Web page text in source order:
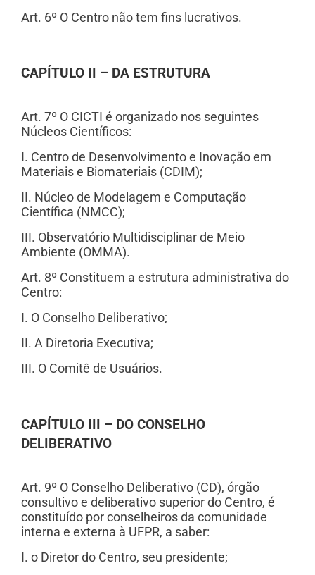
Art. 6º O Centro não tem fins lucrativos.
CAPÍTULO II – DA ESTRUTURA
Art. 7º O CICTI é organizado nos seguintes
Núcleos Científicos:
I. Centro de Desenvolvimento e Inovação em
Materiais e Biomateriais (CDIM);
II. Núcleo de Modelagem e Computação
Científica (NMCC);
III. Observatório Multidisciplinar de Meio
Ambiente (OMMA).
Art. 8º Constituem a estrutura administrativa do
Centro:
I. O Conselho Deliberativo;
II. A Diretoria Executiva;
III. O Comitê de Usuários.
CAPÍTULO III – DO CONSELHO
DELIBERATIVO
Art. 9º O Conselho Deliberativo (CD), órgão
consultivo e deliberativo superior do Centro, é
constituído por conselheiros da comunidade
interna e externa à UFPR, a saber:
I. o Diretor do Centro, seu presidente;